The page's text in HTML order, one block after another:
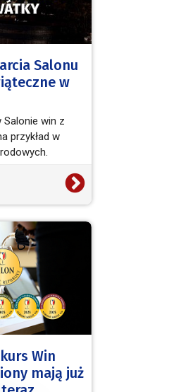
Salonu
w
Salonie win z
przykład w
Win
mają już